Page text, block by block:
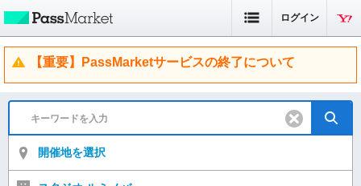
ログイン
【重要】PassMarketサービスの終了について
開催地を選択